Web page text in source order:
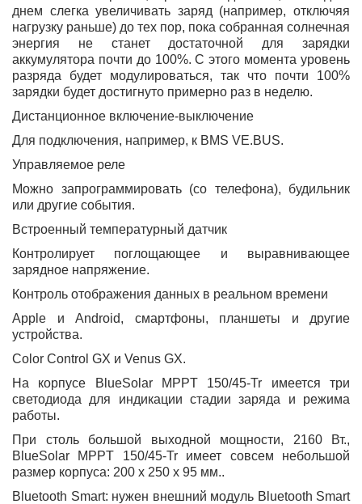
днем ​​слегка увеличивать заряд (например, отключяя
нагрузку раньше) до тех пор, пока собранная солнечная
энергия не станет достаточной для зарядки
аккумулятора почти до 100%. С этого момента уровень
разряда будет модулироваться, так что почти 100%
зарядки будет достигнуто примерно раз в неделю.
Дистанционное включение-выключение
Для подключения, например, к BMS VE.BUS.
Управляемое реле
Можно запрограммировать (со телефона), будильник
или другие события.
Встроенный температурный датчик
Контролирует поглощающее и выравнивающее
зарядное напряжение.
Контроль отображения данных в реальном времени
Apple и Android, смартфоны, планшеты и другие
устройства.
Color Control GX и Venus GX.
На корпусе BlueSolar MPPT 150/45-Tr имеется три
светодиода для индикации стадии заряда и режима
работы.
При столь большой выходной мощности, 2160 Вт.,
BlueSolar MPPT 150/45-Tr имеет совсем небольшой
размер корпуса: 200 x 250 x 95 мм..
Bluetooth Smart: нужен внешний модуль Bluetooth Smart